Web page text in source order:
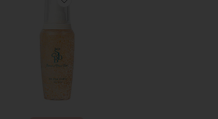
Favorite THE BROW SHAMPOO 눈썹 샴푸